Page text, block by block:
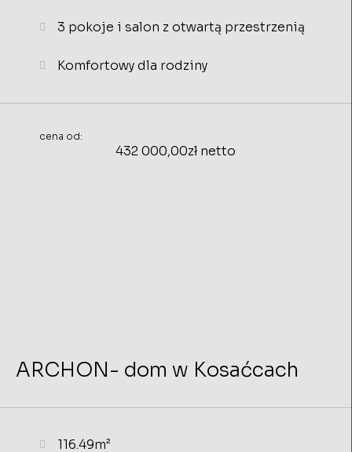
3 pokoje i salon z otwartą przestrzenią
Komfortowy dla rodziny
cena od:
432 000,00zł netto
ARCHON- dom w Kosaćcach
116.49m²